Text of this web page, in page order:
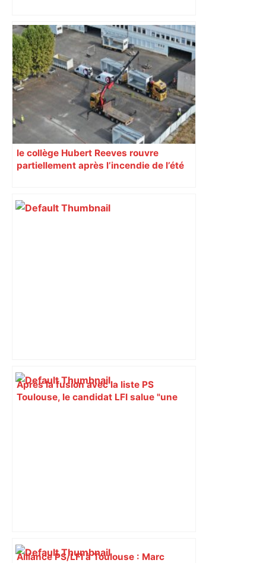
le collège Hubert Reeves rouvre
partiellement après l’incendie de l’été
Après la fusion avec la liste PS
Toulouse, le candidat LFI salue "une
Alliance PS/LFI à Toulouse : Marc